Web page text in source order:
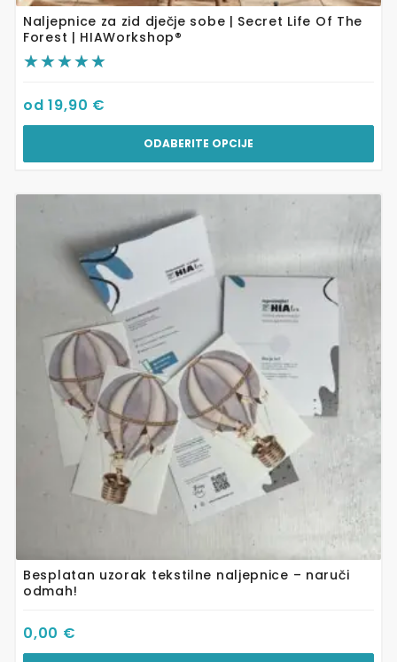
Naljepnice za zid dječje sobe | Secret Life Of The
Forest | HIAWorkshop®
od19,90 €
ODABERITE OPCIJE
Besplatan uzorak tekstilne naljepnice – naruči
odmah!
0,00 €